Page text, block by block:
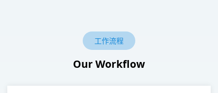
工作流程
Our Workflow